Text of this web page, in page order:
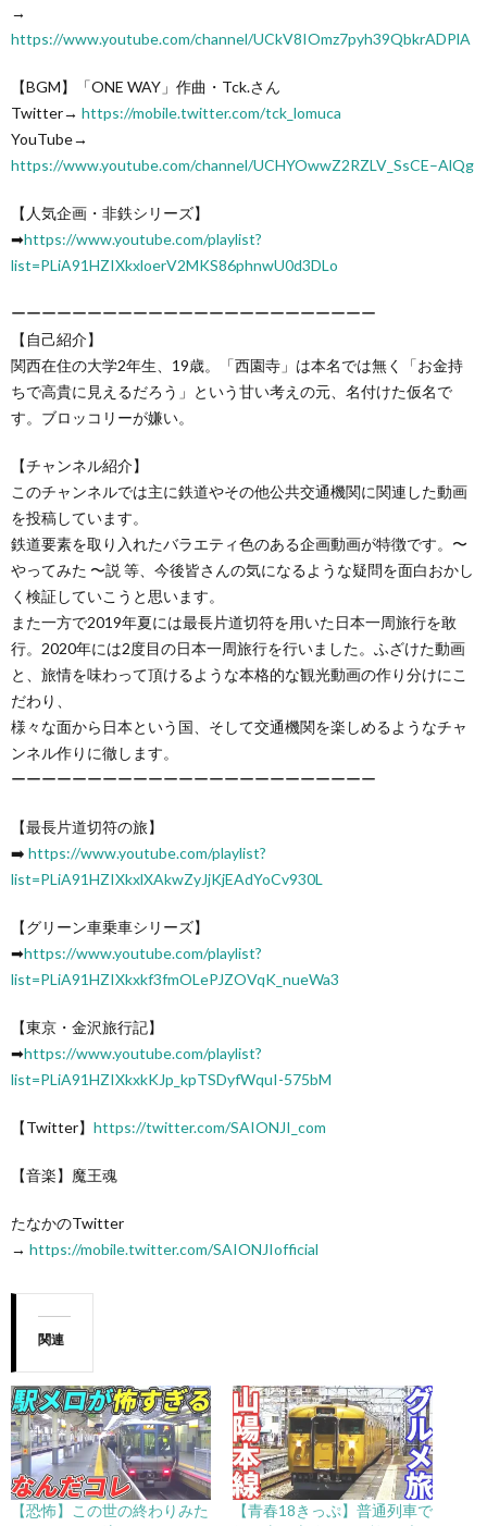
→
https://www.youtube.com/channel/UCkV8IOmz7pyh39QbkrADPlA
【BGM】「ONE WAY」作曲・Tck.さん
Twitter→ https://mobile.twitter.com/tck_lomuca
YouTube→
https://www.youtube.com/channel/UCHYOwwZ2RZLV_SsCE–AlQg
【人気企画・非鉄シリーズ】
➡https://www.youtube.com/playlist?
list=PLiA91HZIXkxloerV2MKS86phnwU0d3DLo
ーーーーーーーーーーーーーーーーーーーーーーーー
【自己紹介】
関西在住の大学2年生、19歳。「西園寺」は本名では無く「お金持
ちで高貴に見えるだろう」という甘い考えの元、名付けた仮名で
す。ブロッコリーが嫌い。
【チャンネル紹介】
このチャンネルでは主に鉄道やその他公共交通機関に関連した動画
を投稿しています。
鉄道要素を取り入れたバラエティ色のある企画動画が特徴です。〜
やってみた 〜説 等、今後皆さんの気になるような疑問を面白おかし
く検証していこうと思います。
また一方で2019年夏には最長片道切符を用いた日本一周旅行を敢
行。2020年には2度目の日本一周旅行を行いました。ふざけた動画
と、旅情を味わって頂けるような本格的な観光動画の作り分けにこ
だわり、
様々な面から日本という国、そして交通機関を楽しめるようなチャ
ンネル作りに徹します。
ーーーーーーーーーーーーーーーーーーーーーーーー
【最長片道切符の旅】
➡️ https://www.youtube.com/playlist?
list=PLiA91HZIXkxlXAkwZyJjKjEAdYoCv930L
【グリーン車乗車シリーズ】
➡https://www.youtube.com/playlist?
list=PLiA91HZIXkxkf3fmOLePJZOVqK_nueWa3
【東京・金沢旅行記】
➡https://www.youtube.com/playlist?
list=PLiA91HZIXkxkKJp_kpTSDyfWquI-575bM
【Twitter】 https://twitter.com/SAIONJI_com
【音楽】魔王魂
たなかのTwitter
→ https://mobile.twitter.com/SAIONJIofficial
関連
【恐怖】この世の終わりみた
【青春18きっぷ】普通列車で